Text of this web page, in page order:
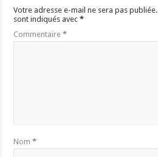
Votre adresse e-mail ne sera pas publiée.
sont indiqués avec*
Commentaire*
Nom*